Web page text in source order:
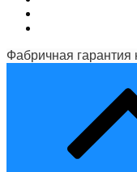
Фабричная гарантия